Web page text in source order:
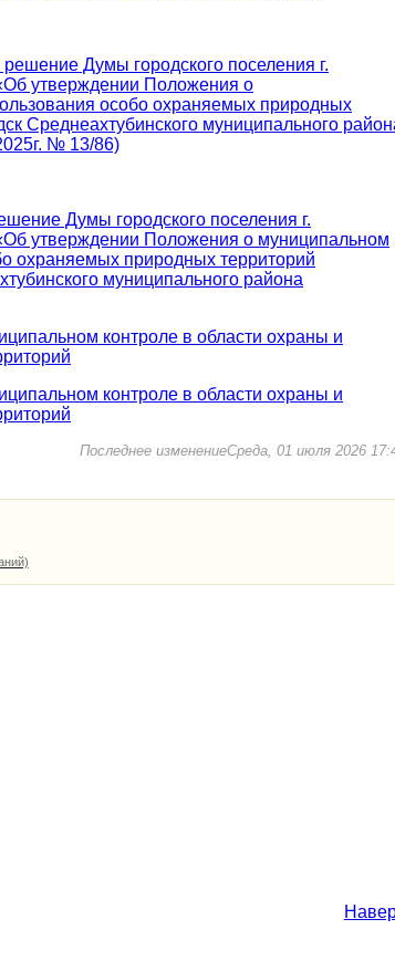
Думы городского поселения г.
утверждении Положения о
особо охраняемых природных
Среднеахтубинского муниципального
№ 13/86)
Думы городского поселения г.
утверждении Положения о муниципальном
охраняемых природных территорий
муниципального района
контроле в области охраны и
контроле в области охраны и
Последнее изменениеСреда, 01 июля 2026